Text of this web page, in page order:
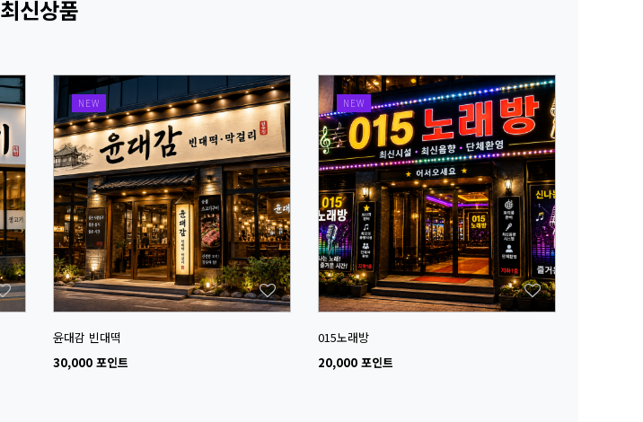
최신상품
NEW
윤대감 빈대떡
30,000 포인트
NEW
015노래방
20,000 포인트